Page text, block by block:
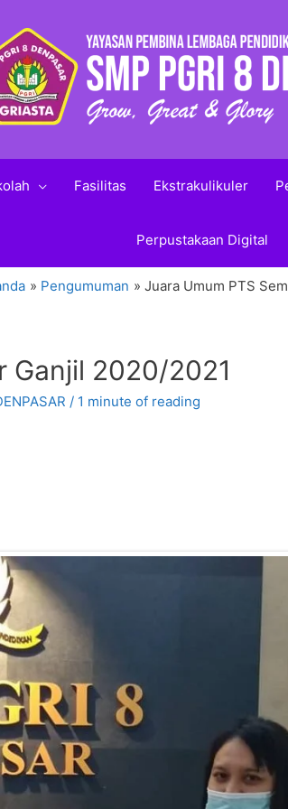
Fasilitas Ekstrakulikuler
Perpustakaan Digital
Pengumuman Juara Umum PTS
Ganjil 2020/2021
/ 1 minute of reading